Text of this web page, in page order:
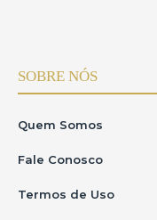
SOBRE NÓS
Quem Somos
Fale Conosco
Termos de Uso